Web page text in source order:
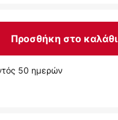
Προσθήκη στο καλάθι
50 ημερών